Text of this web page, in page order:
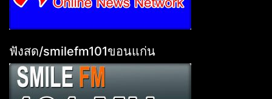
ฟังสด/smilefm101ขอนแก่น